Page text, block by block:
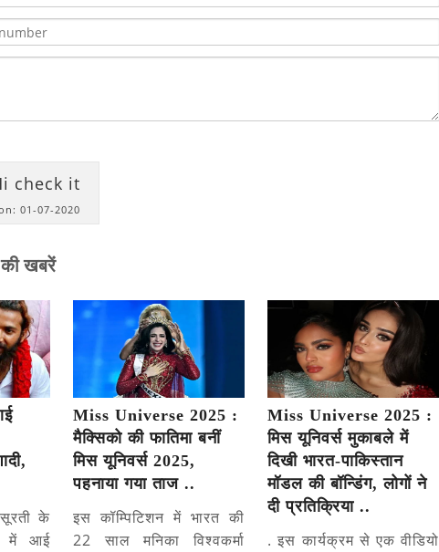
check it
01-07-2020
खबरें
के
में आई
Miss Universe 2025 :
मैक्सिको की फातिमा बनीं
मिस यूनिवर्स 2025,
पहनाया गया ताज ..
इस कॉम्पिटिशन में भारत की
22 साल मनिका विश्वकर्मा
Miss Universe 2025 :
मिस यूनिवर्स मुकाबले में
दिखी भारत-पाकिस्तान
मॉडल की बॉन्डिंग, लोगों ने
दी प्रतिक्रिया ..
. इस कार्यक्रम से एक वीडियो